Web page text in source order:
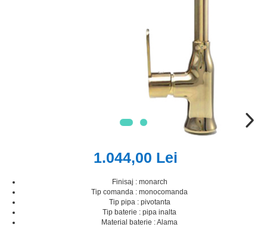
1.044,00 Lei
Finisaj : monarch
Tip comanda : monocomanda
Tip pipa : pivotanta
Tip baterie : pipa inalta
Material baterie : Alama